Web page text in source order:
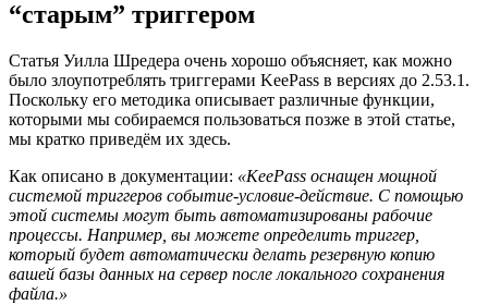
“старым” триггером
Статья Уилла Шредера очень хорошо объясняет, как можно
было злоупотреблять триггерами KeePass в версиях до 2.53.1.
Поскольку его методика описывает различные функции,
которыми мы собираемся пользоваться позже в этой статье,
мы кратко приведём их здесь.
Как описано в документации: «KeePass оснащен мощной
системой триггеров событие-условие-действие. С помощью
этой системы могут быть автоматизированы рабочие
процессы. Например, вы можете определить триггер,
который будет автоматически делать резервную копию
вашей базы данных на сервер после локального сохранения
файла.»